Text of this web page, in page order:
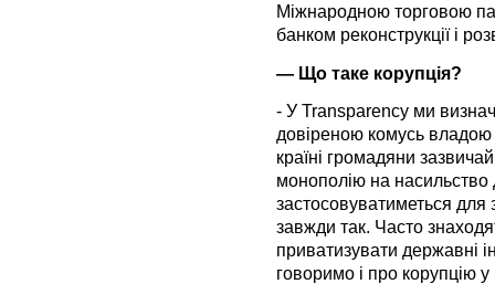
Міжнародною торговою
банком реконструкції і
— Що таке корупція?
- У Transparency ми
довіреною комусь
країні громадяни
монополію на
застосовуватиметься
завжди так. Часто
приватизувати державні
говоримо і про корупцію